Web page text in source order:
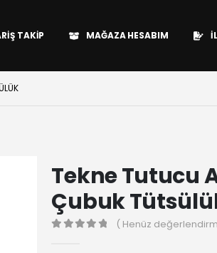
TAKIP MAĞAZA HESABIM
Tekne Tutucu
Çubuk
( Henüz